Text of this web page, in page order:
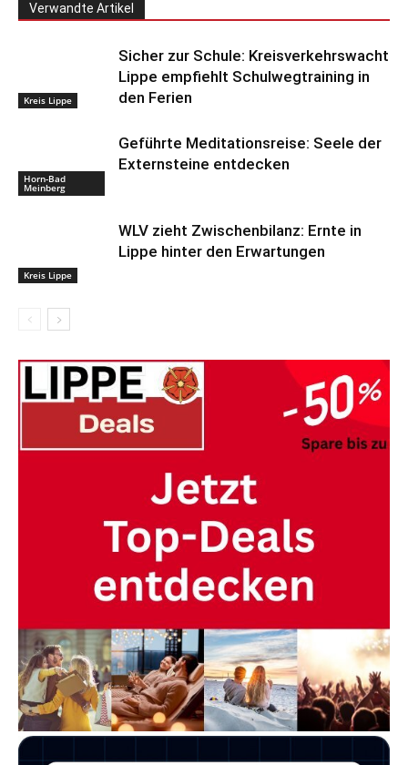
Verwandte Artikel
Kreis Lippe
Sicher zur Schule: Kreisverkehrswacht
Lippe empfiehlt Schulwegtraining in
den Ferien
Horn-Bad
Meinberg
Geführte Meditationsreise: Seele der
Externsteine entdecken
Kreis Lippe
WLV zieht Zwischenbilanz: Ernte in
Lippe hinter den Erwartungen